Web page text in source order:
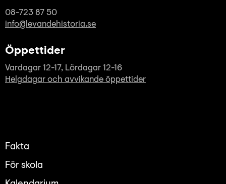
08-723 87 50
info@levandehistoria.se
Öppettider
Vardagar 12-17, Lördagar 12-16
Helgdagar och avvikande öppettider
Fakta
För skola